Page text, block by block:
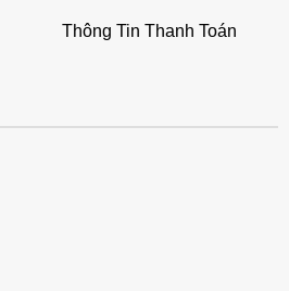
Thông Tin Thanh Toán